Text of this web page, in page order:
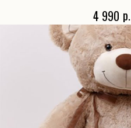
4 990 р.